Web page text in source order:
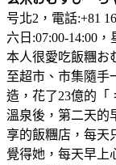
号北2，電話:+81
六日:07:00-14:00
本人很愛吃飯糰お
至超市、市集隨手
造，花了23億的「
溫泉後，第二天的
享的飯糰店，每天
覺得她，每天早上